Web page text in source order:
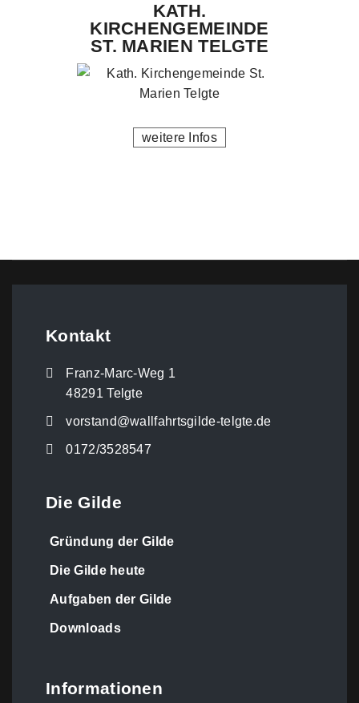
KATH.
KIRCHENGEMEINDE
ST. MARIEN TELGTE
weitere Infos
Kontakt
Franz-Marc-Weg 1
48291 Telgte
vorstand@wallfahrtsgilde-telgte.de
0172/3528547
Die Gilde
Gründung der Gilde
Die Gilde heute
Aufgaben der Gilde
Downloads
Informationen